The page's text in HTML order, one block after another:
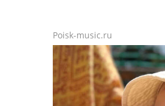
Poisk-music.ru